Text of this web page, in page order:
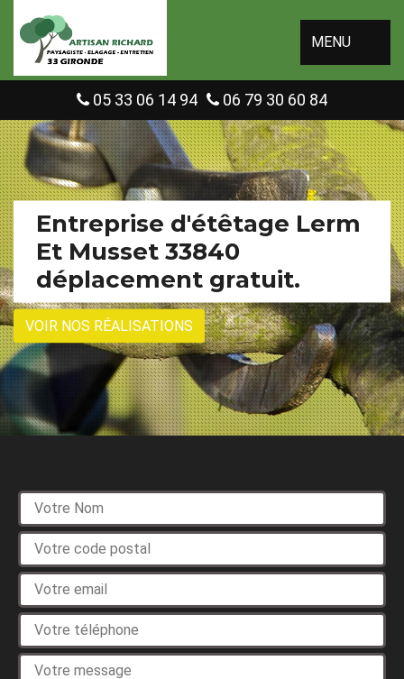
MENU
05 33 06 14 94 06 79 30 60 84
Entreprise d'étêtage Lerm
Et Musset 33840
déplacement gratuit.
VOIR NOS RÉALISATIONS